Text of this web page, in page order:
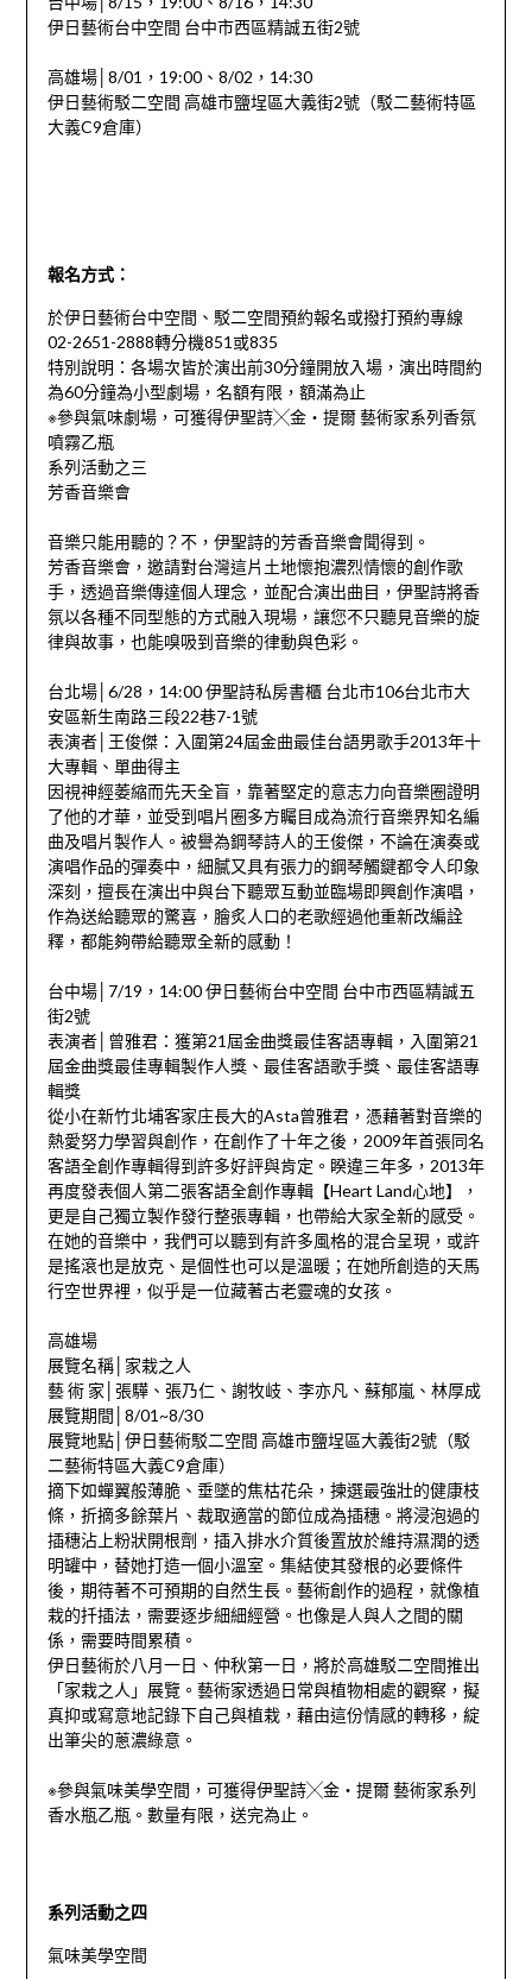
伊日藝術台中空間 台中市西區精誠五街2號
高雄場│8/01，19:00、8/02，14:30
伊日藝術駁二空間 高雄市鹽埕區大義街2號（駁二藝術特區
大義C9倉庫）
報名方式：
於伊日藝術台中空間、駁二空間預約報名或撥打預約專線
02-2651-2888轉分機851或835
特別說明：各場次皆於演出前30分鐘開放入場，演出時間約
為60分鐘為小型劇場，名額有限，額滿為止
※參與氣味劇場，可獲得伊聖詩╳金‧提爾 藝術家系列香氛
噴霧乙瓶
系列活動之三
芳香音樂會
音樂只能用聽的？不，伊聖詩的芳香音樂會聞得到。
芳香音樂會，邀請對台灣這片土地懷抱濃烈情懷的創作歌
手，透過音樂傳達個人理念，並配合演出曲目，伊聖詩將香
氛以各種不同型態的方式融入現場，讓您不只聽見音樂的旋
律與故事，也能嗅吸到音樂的律動與色彩。
台北場│6/28，14:00 伊聖詩私房書櫃 台北市106台北市大
安區新生南路三段22巷7-1號
表演者│王俊傑：入圍第24屆金曲最佳台語男歌手2013年十
大專輯、單曲得主
因視神經萎縮而先天全盲，靠著堅定的意志力向音樂圈證明
了他的才華，並受到唱片圈多方矚目成為流行音樂界知名編
曲及唱片製作人。被譽為鋼琴詩人的王俊傑，不論在演奏或
演唱作品的彈奏中，細膩又具有張力的鋼琴觸鍵都令人印象
深刻，擅長在演出中與台下聽眾互動並臨場即興創作演唱，
作為送給聽眾的驚喜，膾炙人口的老歌經過他重新改編詮
釋，都能夠帶給聽眾全新的感動！
台中場│7/19，14:00 伊日藝術台中空間 台中市西區精誠五
街2號
表演者│曾雅君：獲第21屆金曲獎最佳客語專輯，入圍第21
屆金曲獎最佳專輯製作人獎、最佳客語歌手獎、最佳客語專
輯獎
從小在新竹北埔客家庄長大的Asta曾雅君，憑藉著對音樂的
熱愛努力學習與創作，在創作了十年之後，2009年首張同名
客語全創作專輯得到許多好評與肯定。睽違三年多，2013年
再度發表個人第二張客語全創作專輯【Heart Land心地】，
更是自己獨立製作發行整張專輯，也帶給大家全新的感受。
在她的音樂中，我們可以聽到有許多風格的混合呈現，或許
是搖滾也是放克、是個性也可以是溫暖；在她所創造的天馬
行空世界裡，似乎是一位藏著古老靈魂的女孩。
高雄場
展覽名稱│家栽之人
藝 術 家│張驊、張乃仁、謝牧岐、李亦凡、蘇郁嵐、林厚成
展覽期間│8/01~8/30
展覽地點│伊日藝術駁二空間 高雄市鹽埕區大義街2號（駁
二藝術特區大義C9倉庫）
摘下如蟬翼般薄脆、垂墜的焦枯花朵，揀選最強壯的健康枝
條，折摘多餘葉片、裁取適當的節位成為插穗。將浸泡過的
插穗沾上粉狀開根劑，插入排水介質後置放於維持濕潤的透
明罐中，替她打造一個小溫室。集結使其發根的必要條件
後，期待著不可預期的自然生長。藝術創作的過程，就像植
栽的扦插法，需要逐步細細經營。也像是人與人之間的關
係，需要時間累積。
伊日藝術於八月一日、仲秋第一日，將於高雄駁二空間推出
「家栽之人」展覽。藝術家透過日常與植物相處的觀察，擬
真抑或寫意地記錄下自己與植栽，藉由這份情感的轉移，綻
出筆尖的蔥濃綠意。
※參與氣味美學空間，可獲得伊聖詩╳金‧提爾 藝術家系列
香水瓶乙瓶。數量有限，送完為止。
系列活動之四
氣味美學空間